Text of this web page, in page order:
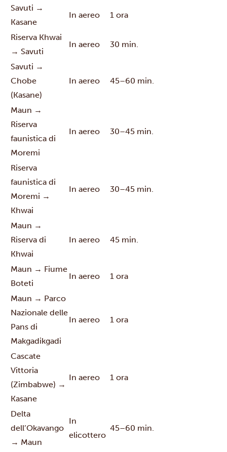
Savuti →
Kasane
In aereo 1 ora
Riserva Khwai
→ Savuti
In aereo 30 min.
Savuti →
Chobe
(Kasane)
In aereo 45–60 min.
Maun →
Riserva
faunistica di
Moremi
In aereo 30–45 min.
Riserva
faunistica di
Moremi →
Khwai
In aereo 30–45 min.
Maun →
Riserva di
Khwai
In aereo 45 min.
Maun → Fiume
Boteti
In aereo 1 ora
Maun → Parco
Nazionale delle
Pans di
Makgadikgadi
In aereo 1 ora
Cascate
Vittoria
(Zimbabwe) →
Kasane
In aereo 1 ora
Delta
dell’Okavango
→ Maun
In
elicottero
45–60 min.